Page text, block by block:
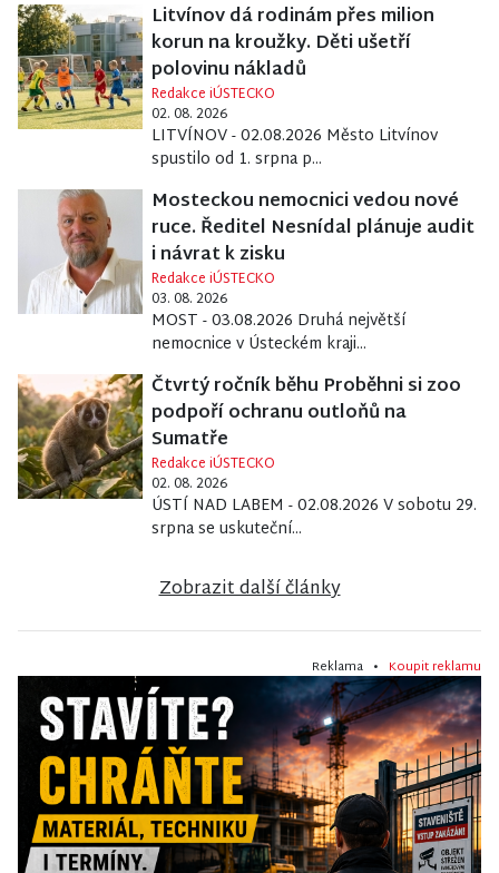
Litvínov dá rodinám přes milion
korun na kroužky. Děti ušetří
polovinu nákladů
Redakce iÚSTECKO
02. 08. 2026
LITVÍNOV - 02.08.2026 Město Litvínov
spustilo od 1. srpna p...
Mosteckou nemocnici vedou nové
ruce. Ředitel Nesnídal plánuje audit
i návrat k zisku
Redakce iÚSTECKO
03. 08. 2026
MOST - 03.08.2026 Druhá největší
nemocnice v Ústeckém kraji...
Čtvrtý ročník běhu Proběhni si zoo
podpoří ochranu outloňů na
Sumatře
Redakce iÚSTECKO
02. 08. 2026
ÚSTÍ NAD LABEM - 02.08.2026 V sobotu 29.
srpna se uskuteční...
Zobrazit další články
Reklama • Koupit reklamu